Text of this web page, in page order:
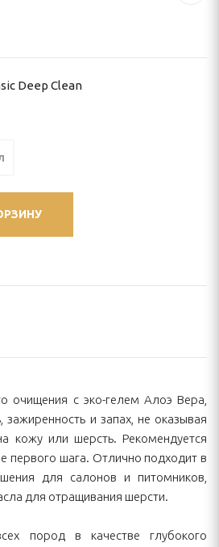
Deep Clean
очищения с эко-гелем Алоэ Вера,
зажиренность и запах, не оказывая
кожу или шерсть. Рекомендуется
первого шага. Отлично подходит в
для салонов и питомников,
для отращивания шерсти.
пород в качестве глубокого